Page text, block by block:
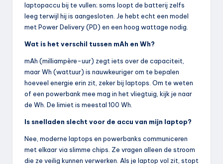
laptopaccu bij te vullen; soms loopt de batterij zelfs
leeg terwijl hij is aangesloten. Je hebt echt een model
met Power Delivery (PD) en een hoog wattage nodig.
Wat is het verschil tussen mAh en Wh?
mAh (milliampère-uur) zegt iets over de capaciteit,
maar Wh (wattuur) is nauwkeuriger om te bepalen
hoeveel energie erin zit, zeker bij laptops. Om te weten
of een powerbank mee mag in het vliegtuig, kijk je naar
de Wh. De limiet is meestal 100 Wh.
Is snelladen slecht voor de accu van mijn laptop?
Nee, moderne laptops en powerbanks communiceren
met elkaar via slimme chips. Ze vragen alleen de stroom
die ze veilig kunnen verwerken. Als je laptop vol zit, stopt